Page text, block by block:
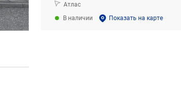
Атлас
В наличии
Показать на карте